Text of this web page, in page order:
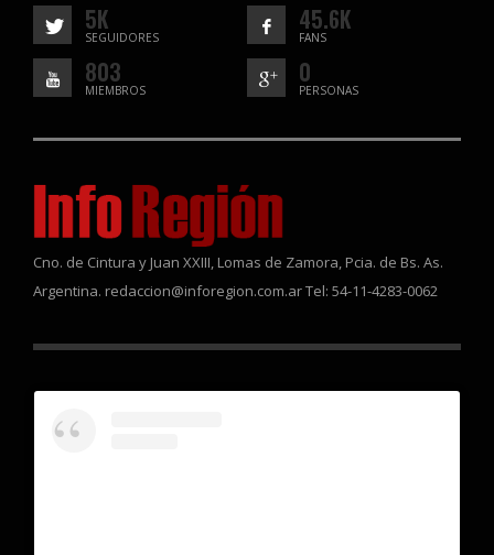
5K
SEGUIDORES
45.6K
FANS
803
MIEMBROS
0
PERSONAS
Cno. de Cintura y Juan XXIII, Lomas de Zamora, Pcia. de Bs. As.
Argentina. redaccion@inforegion.com.ar Tel: 54-11-4283-0062